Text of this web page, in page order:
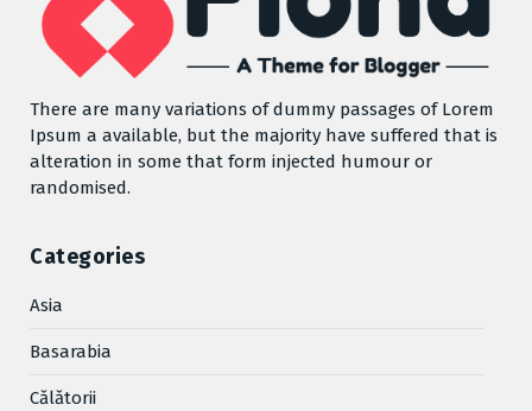
There are many variations of dummy passages of Lorem
Ipsum a available, but the majority have suffered that is
alteration in some that form injected humour or
randomised.
Categories
Asia
Basarabia
Cǎlǎtorii